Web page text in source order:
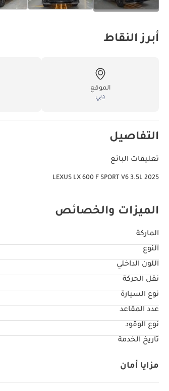
أبرز النقاط
الموقع
دبي
التفاصيل
تعليقات البائع
LEXUS LX 600 F SPORT V6 3.5L 2025
الميزات والخصائص
الماركة
النوع
اللون الداخلي
نقل الحركة
نوع السيارة
عدد المقاعد
نوع الوقود
تاريخ الخدمة
مزايا أمان